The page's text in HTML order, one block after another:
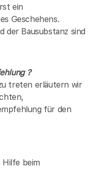
ein
Geschehens.
der Bausubstanz sind
?
treten erläutern wir
für den
beim